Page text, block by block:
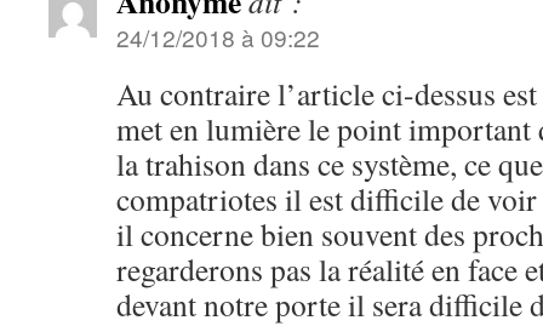
24/12/2018 à 09:22
Au contraire l’article ci-dessus
met en lumière le point important
la trahison dans ce système, ce
compatriotes il est difficile de
il concerne bien souvent des
regarderons pas la réalité en face
devant notre porte il sera difficile